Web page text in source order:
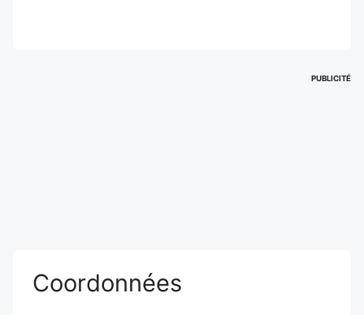
PUBLICITÉ
Coordonnées